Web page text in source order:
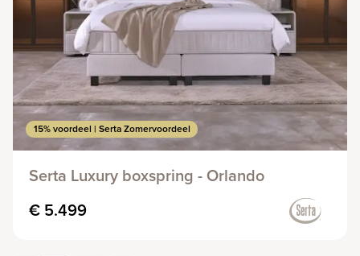
15% voordeel | Serta Zomervoordeel
Serta Luxury boxspring - Orlando
€ 5.499